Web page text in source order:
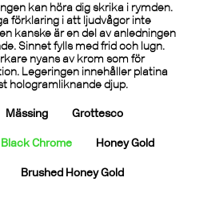
kan höra dig skrika i rymden.
förklaring i att ljudvågor inte
kanske är en del av anledningen
Sinnet fylls med frid och lugn.
nyans av krom som för
Legeringen innehåller platina
hologramliknande djup.
Mässing Grottesco
Black Chrome Honey Gold
Brushed Honey Gold